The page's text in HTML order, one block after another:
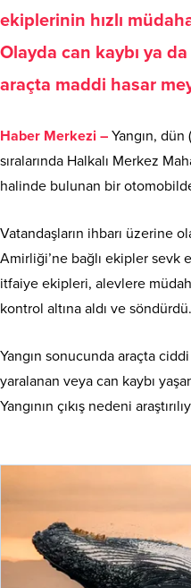
ekiplerinin hızlı
Olayda can kaybı ya
araçta maddi hasar
Haber Merkezi – Yangın, dün
sıralarında Halkalı Merkez
halinde bulunan bir otomobilde
Vatandaşların ihbarı üzerine
Amirliği’ne bağlı ekipler sevk
itfaiye ekipleri, alevlere
kontrol altına aldı ve söndürdü.
Yangın sonucunda araçta
yaralanan veya can kaybı
Yangının çıkış nedeni